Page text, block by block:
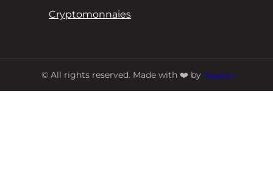
Cryptomonnaies
© All rights reserved. Made with ❤️ by Itweso